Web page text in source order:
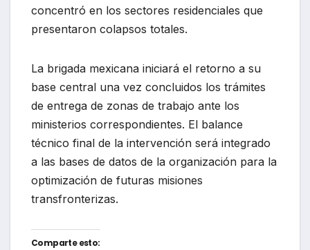
concentró en los sectores residenciales que
presentaron colapsos totales.
La brigada mexicana iniciará el retorno a su
base central una vez concluidos los trámites
de entrega de zonas de trabajo ante los
ministerios correspondientes. El balance
técnico final de la intervención será integrado
a las bases de datos de la organización para la
optimización de futuras misiones
transfronterizas.
Comparte esto: